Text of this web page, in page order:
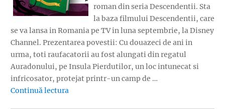
roman din seria Descendentii. Sta
la baza filmului Descendentii, care
se va lansa in Romania pe TV in luna septembrie, la Disney
Channel. Prezentarea povestii: Cu douazeci de ani in
urma, toti raufacatorii au fost alungati din regatul
Auradonului, pe Insula Pierdutilor, un loc intunecat si
infricosator, protejat printr-un camp de …
Continuă lectura